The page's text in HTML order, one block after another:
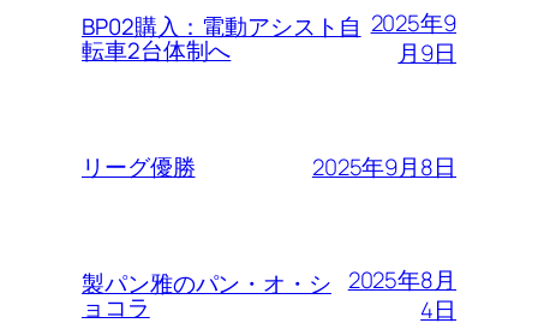
BP02購入：電動アシスト自
転車2台体制へ
2025年9
月9日
リーグ優勝 2025年9月8日
製パン雅のパン・オ・シ
ョコラ
2025年8月
4日